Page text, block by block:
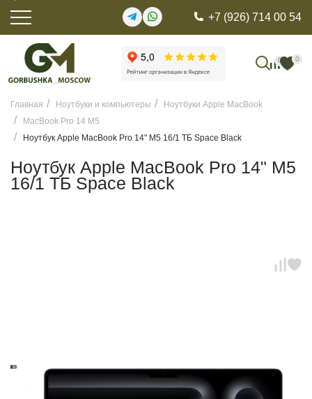
+7 (926) 714 00 54
0 0
Главная Ноутбуки и компьютеры
Ноутбуки Apple MacBook
MacBook Pro 14 M5
Ноутбук Apple MacBook Pro 14" M5 16/1 ТБ Space Black
Ноутбук Apple MacBook Pro 14" M5
16/1 ТБ Space Black